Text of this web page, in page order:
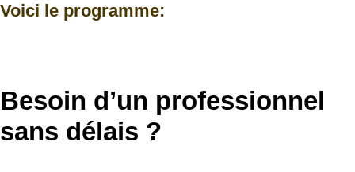
Voici le programme:
Besoin d’un professionnel
sans délais ?